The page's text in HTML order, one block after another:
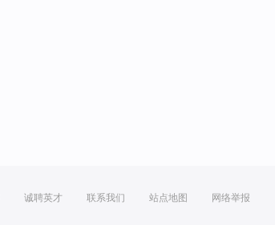
诚聘英才 联系我们 站点地图 网络举报